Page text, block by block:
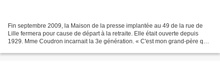
Fin septembre 2009, la Maison de la presse implantée au 49 de la rue de
Lille fermera pour cause de départ à la retraite. Elle était ouverte depuis
1929. Mme Coudron incarnait la 3e génération. « C'est mon grand-père qui